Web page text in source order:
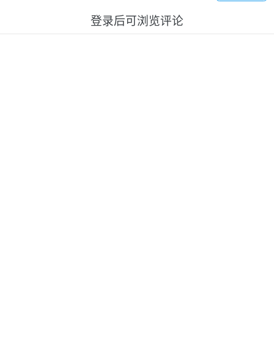
登录后可浏览评论